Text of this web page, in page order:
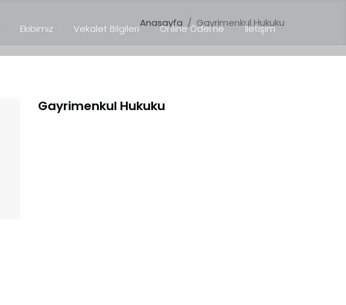
Ekibimiz Vekalet Bilgileri Online Ödeme İletişim
Anasayfa Gayrimenkul Hukuku
Gayrimenkul Hukuku